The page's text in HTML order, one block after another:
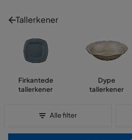
Tallerkener
Firkantede
tallerkener
Dype
tallerkener
Alle filter